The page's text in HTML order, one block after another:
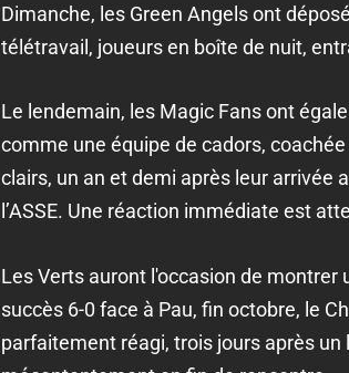
Dimanche, les Green Angels ont
télétravail, joueurs en boîte de nuit,
Le lendemain, les Magic Fans ont
comme une équipe de cadors,
clairs, un an et demi après leur arrivée
l’ASSE. Une réaction immédiate est
Les Verts auront l'occasion de montrer
succès 6-0 face à Pau, fin octobre, le
parfaitement réagi, trois jours après